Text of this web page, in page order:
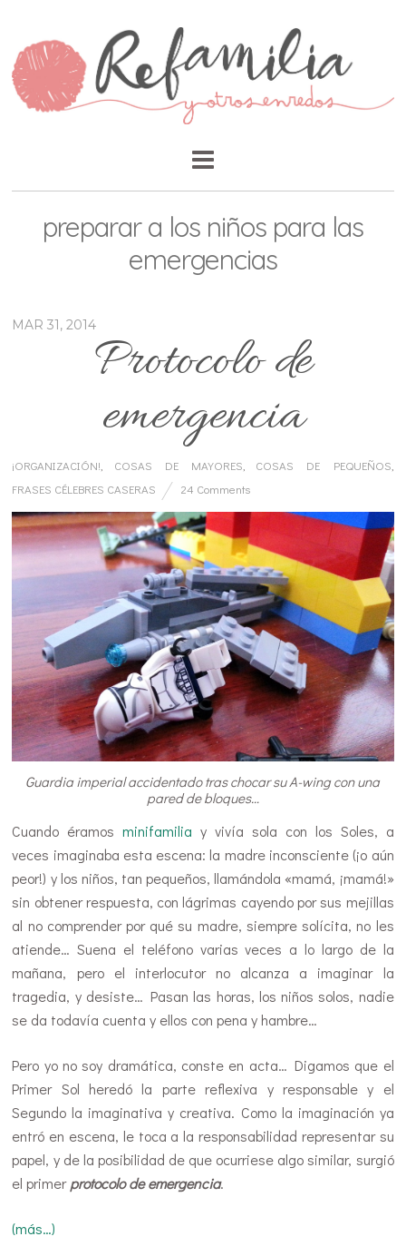
preparar a los niños para las
emergencias
MAR 31, 2014
Protocolo de
emergencia
¡ORGANIZACIÓN! COSAS DE MAYORES COSAS DE PEQUEÑOS
FRASES CÉLEBRES CASERAS
24 Comments
Guardia imperial accidentado tras chocar su A-wing con una
pared de bloques…
Cuando éramosminifamilia y vivía sola con los Soles, a
veces imaginaba esta escena: la madre inconsciente (¡o aún
peor!) y los niños, tan pequeños, llamándola «mamá, ¡mamá!»
sin obtener respuesta, con lágrimas cayendo por sus mejillas
al no comprender por qué su madre, siempre solícita, no les
atiende… Suena el teléfono varias veces a lo largo de la
mañana, pero el interlocutor no alcanza a imaginar la
tragedia, y desiste… Pasan las horas, los niños solos, nadie
se da todavía cuenta y ellos con pena y hambre…
Pero yo no soy dramática, conste en acta… Digamos que el
Primer Sol heredó la parte reflexiva y responsable y el
Segundo la imaginativa y creativa. Como la imaginación ya
entró en escena, le toca a la responsabilidad representar su
papel, y de la posibilidad de que ocurriese algo similar, surgió
el primerprotocolo de emergencia.
(más…)